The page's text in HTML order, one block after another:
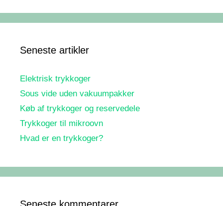
Seneste artikler
Elektrisk trykkoger
Sous vide uden vakuumpakker
Køb af trykkoger og reservedele
Trykkoger til mikroovn
Hvad er en trykkoger?